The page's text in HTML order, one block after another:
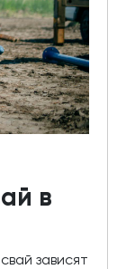
в
зависят